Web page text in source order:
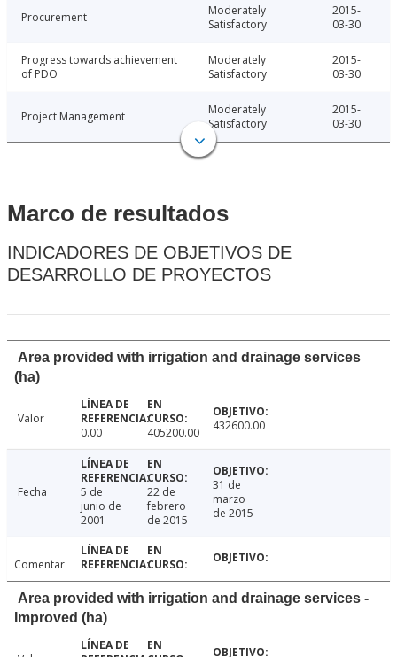
Procurement
Moderately
Satisfactory
2015-
03-30
Progress towards achievement
of PDO
Moderately
Satisfactory
2015-
03-30
Project Management
Moderately
Satisfactory
2015-
03-30
Marco de resultados
INDICADORES DE OBJETIVOS DE
DESARROLLO DE PROYECTOS
Area provided with irrigation and drainage services
(ha)
Valor
0.00
405200.00 432600.00
Fecha
5 de
junio de
2001
22 de
febrero
de 2015
31 de
marzo
de 2015
Comentar
Area provided with irrigation and drainage services -
Improved (ha)